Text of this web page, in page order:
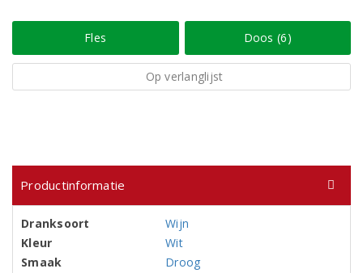
Fles Doos (6)
Op verlanglijst
Productinformatie
Dranksoort
Wijn
Kleur
Wit
Smaak
Droog